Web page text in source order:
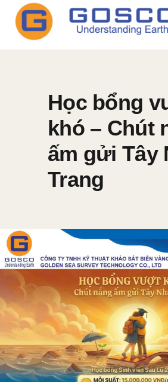
Học bổng
khó – Chút
ấm gửi Tây
Trang